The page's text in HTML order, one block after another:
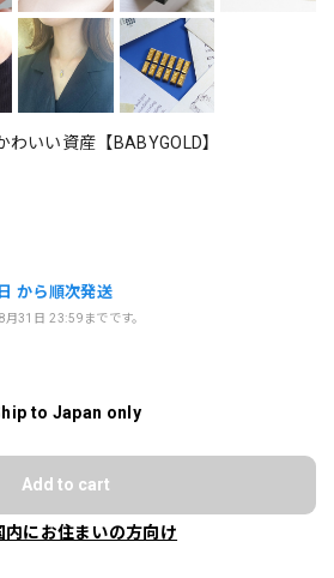
いい資産【BABYGOLD】
から順次発送
31日 23:59までです。
to Japan only
Add to cart
内にお住まいの方向け